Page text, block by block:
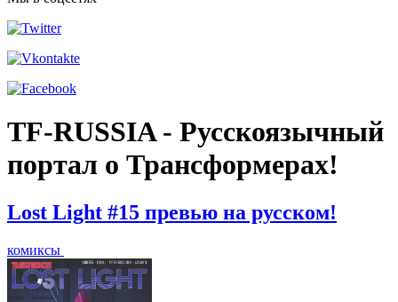
TF-RUSSIA - Русскоязычный
портал о Трансформерах!
Lost Light #15 превью на русском!
комиксы